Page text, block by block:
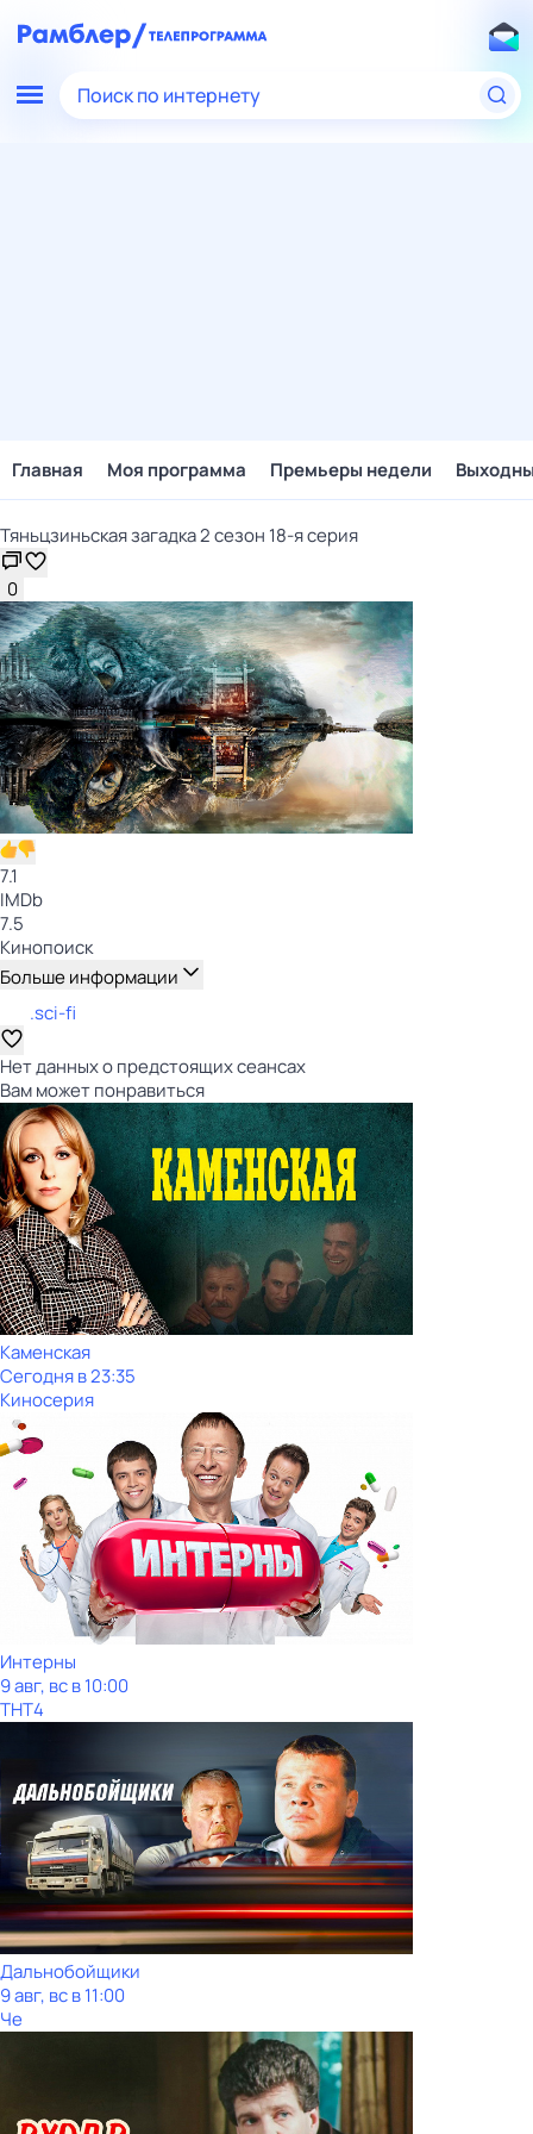
Поиск по интернету
Главная Моя программа Премьеры недели
Тяньцзиньская загадка 2 сезон 18-я серия
0
7.1
IMDb
7.5
Кинопоиск
Больше информации
.sci-fi
Нет данных о предстоящих сеансах
Вам может понравиться
Каменская
Сегодня в 23:35
Киносерия
Интерны
9 авг, вс в 10:00
ТНТ4
Дальнобойщики
9 авг, вс в 11:00
Че